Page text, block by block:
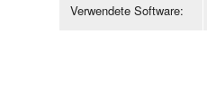
Verwendete Software: